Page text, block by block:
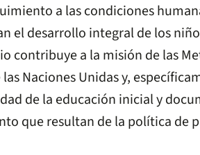
a las condiciones
el desarrollo integral de los
contribuye a la misión de las
Naciones Unidas y,
de la educación inicial y
que resultan de la política de